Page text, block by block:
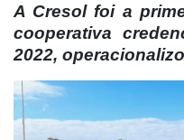
A Cresol foi a
cooperativa
2022,